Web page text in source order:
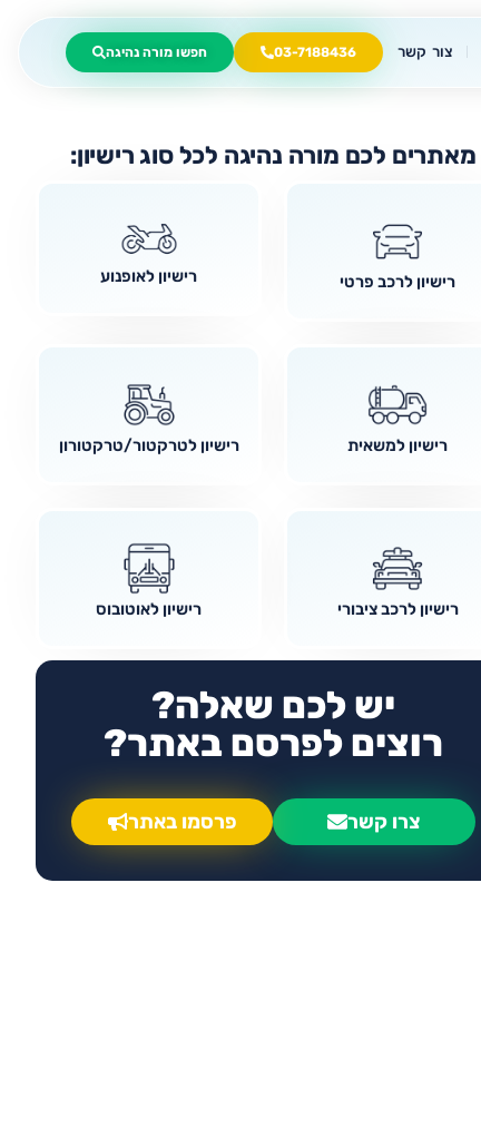
צור קשר 03-7188436 חפשו מורה נהיגה
מאתרים לכם מורה נהיגה לכל סוג רישיון:
רישיון לרכב פרטי רישיון לאופנוע
רישיון למשאית רישיון לטרקטור/טרקטורון
רישיון לרכב ציבורי רישיון לאוטובוס
יש לכם שאלה?
רוצים לפרסם באתר?
צרו קשר פרסמו באתר